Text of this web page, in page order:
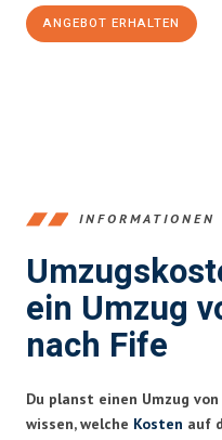
ANGEBOT ERHALTEN
INFORMATIONEN
ein Umzug
nach Fife
Du planst einen Umzug
wissen, welche Kosten auf